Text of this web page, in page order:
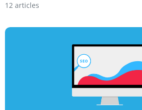
12 articles